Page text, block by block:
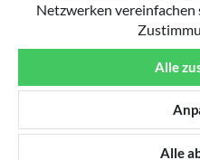
Copyright 2026 by
Netzwerken